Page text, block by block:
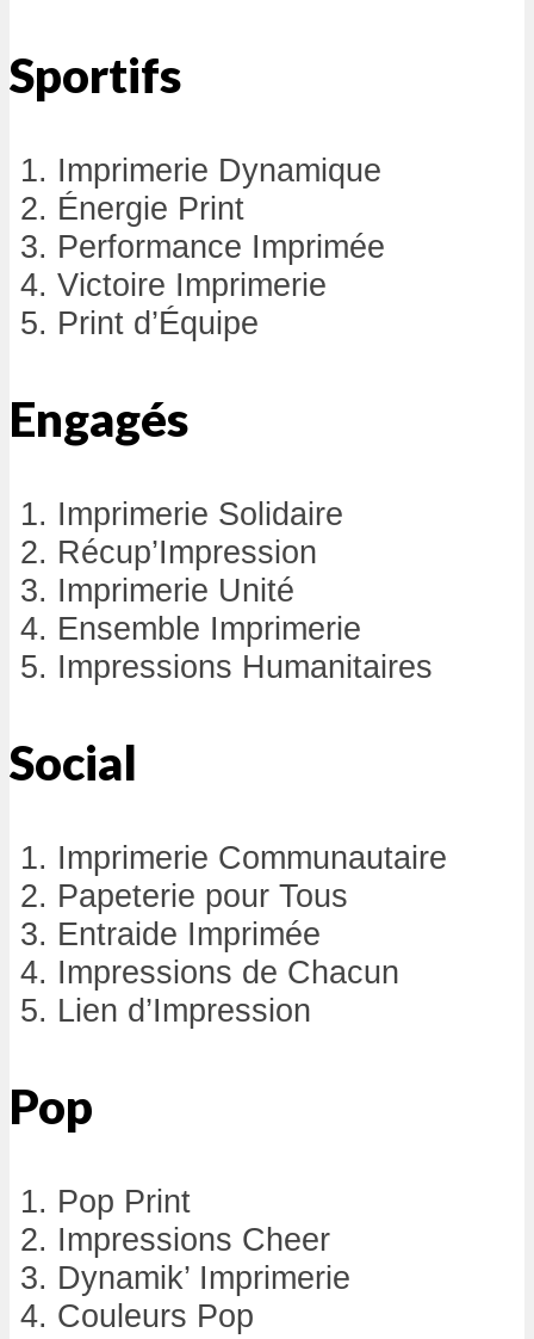
Sportifs
Imprimerie Dynamique
Énergie Print
Performance Imprimée
Victoire Imprimerie
Print d’Équipe
Engagés
Imprimerie Solidaire
Récup’Impression
Imprimerie Unité
Ensemble Imprimerie
Impressions Humanitaires
Social
Imprimerie Communautaire
Papeterie pour Tous
Entraide Imprimée
Impressions de Chacun
Lien d’Impression
Pop
Pop Print
Impressions Cheer
Dynamik’ Imprimerie
Couleurs Pop